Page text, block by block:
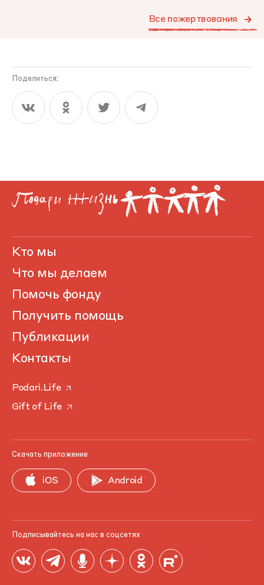
Все пожертвования
Поделиться:
Кто мы
Что мы делаем
Помочь фонду
Получить помощь
Публикации
Контакты
Podari.Life
Gift of Life
Скачать приложение
iOS Android
Подписывайтесь на нас в соцсетях